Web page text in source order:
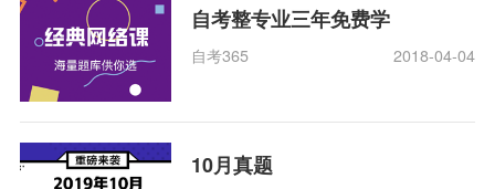
自考整专业三年免费学
自考365 2018-04-04
10月真题